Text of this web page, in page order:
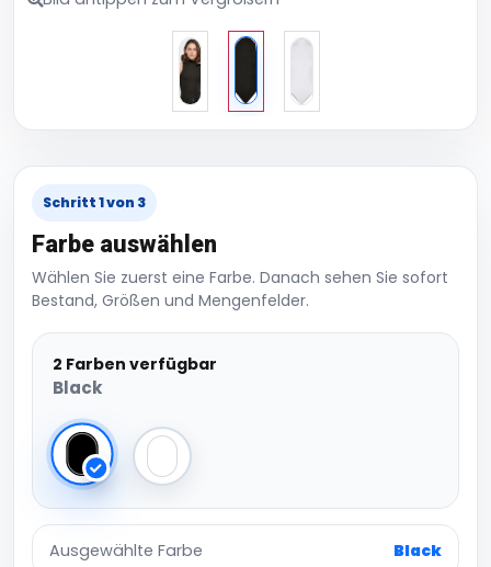
Schritt 1 von 3
Farbe auswählen
Wählen Sie zuerst eine Farbe. Danach sehen Sie sofort
Bestand, Größen und Mengenfelder.
2 Farben verfügbar
Black
Black White
Ausgewählte Farbe Black